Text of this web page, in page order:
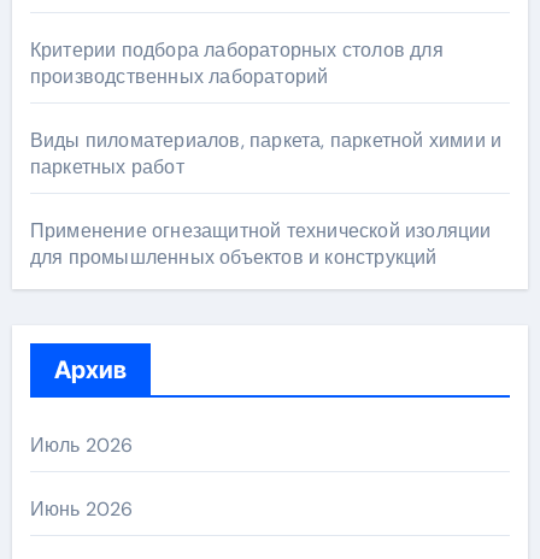
Критерии подбора лабораторных столов для
производственных лабораторий
Виды пиломатериалов, паркета, паркетной химии и
паркетных работ
Применение огнезащитной технической изоляции
для промышленных объектов и конструкций
Архив
Июль 2026
Июнь 2026